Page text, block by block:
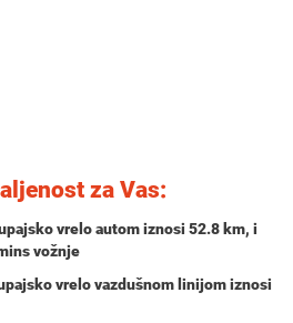
za Vas:
vrelo autom iznosi 52.8 km, i
vožnje
vrelo vazdušnom linijom iznosi